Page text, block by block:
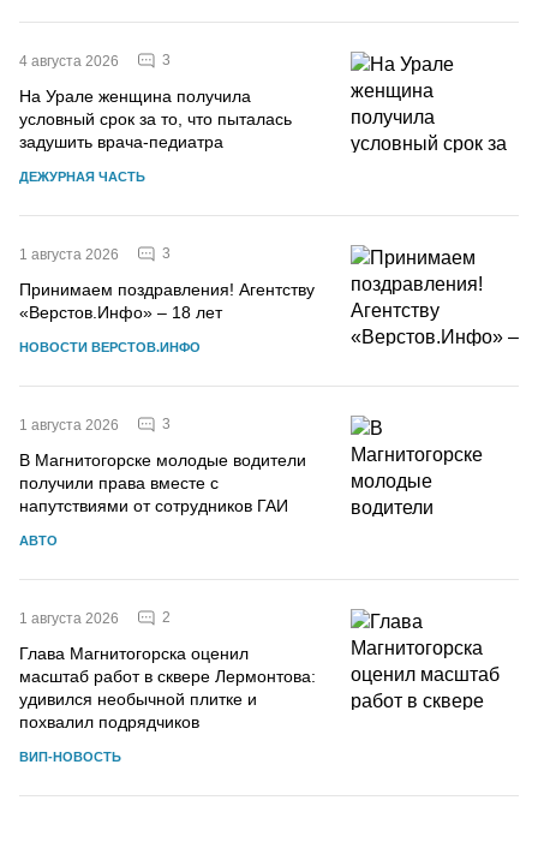
4 августа 2026 3
На Урале женщина получила
условный срок за то, что пыталась
задушить врача-педиатра
ДЕЖУРНАЯ ЧАСТЬ
1 августа 2026 3
Принимаем поздравления! Агентству
«Верстов.Инфо» – 18 лет
НОВОСТИ ВЕРСТОВ.ИНФО
1 августа 2026 3
В Магнитогорске молодые водители
получили права вместе с
напутствиями от сотрудников ГАИ
АВТО
1 августа 2026 2
Глава Магнитогорска оценил
масштаб работ в сквере Лермонтова:
удивился необычной плитке и
похвалил подрядчиков
ВИП-НОВОСТЬ